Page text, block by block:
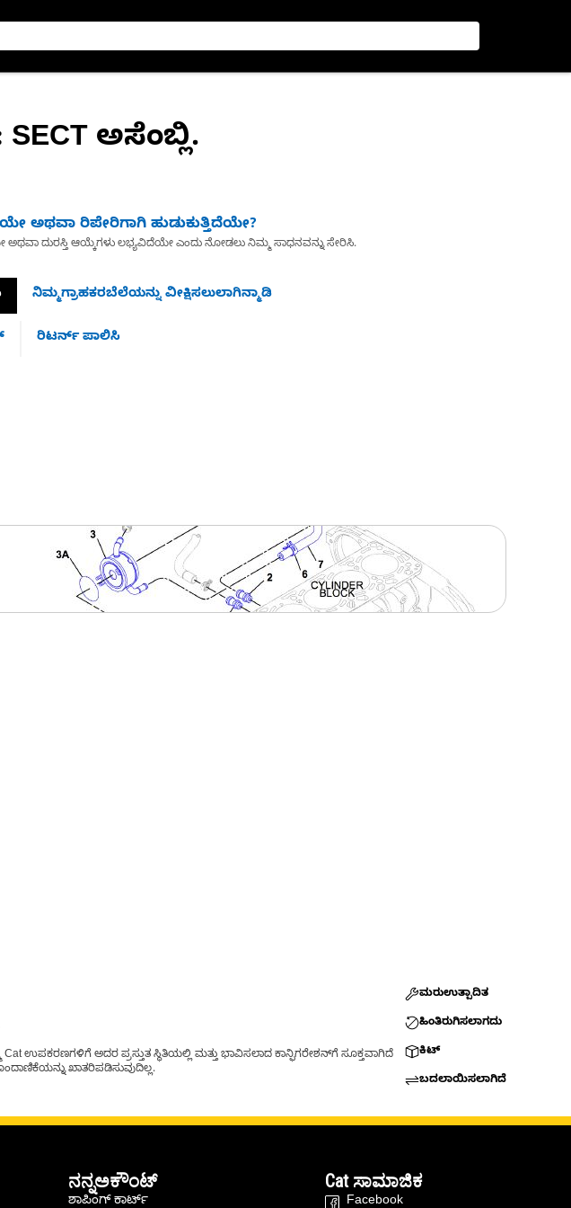
SECT ಅಸೆಂಬ್ಲಿ.
ಅಥವಾ ರಿಪೇರಿಗಾಗಿ ಹುಡುಕುತ್ತಿದೆಯೇ?
ಅಥವಾ ದುರಸ್ತಿ ಆಯ್ಕೆಗಳು ಲಭ್ಯವಿದೆಯೇ ಎಂದು ನೋಡಲು ನಿಮ್ಮ ಸಾಧನವನ್ನು ಸೇರಿಸಿ.
ನಿಮ್ಮಗ್ರಾಹಕರಬೆಲೆಯನ್ನು ವೀಕ್ಷಿಸಲುಲಾಗಿನ್ಮಾಡಿ
ರಿಟರ್ನ್ ಪಾಲಿಸಿ
ಉಪಕರಣಗಳಿಗೆ ಅದರ ಪ್ರಸ್ತುತ ಸ್ಥಿತಿಯಲ್ಲಿ ಮತ್ತು ಭಾವಿಸಲಾದ ಕಾನ್ಫಿಗರೇಶನ್‌ಗೆ ಸೂಕ್ತವಾಗಿದೆ
ಖಾತರಿಪಡಿಸುವುದಿಲ್ಲ.
ಮರುಉತ್ಪಾದಿತ
ಹಿಂತಿರುಗಿಸಲಾಗದು
ಕಿಟ್
ಬದಲಾಯಿಸಲಾಗಿದೆ
ನನ್ನಅಕೌಂಟ್
ಶಾಪಿಂಗ್ ಕಾರ್ಟ್
Cat ಸಾಮಾಜಿಕ
Facebook